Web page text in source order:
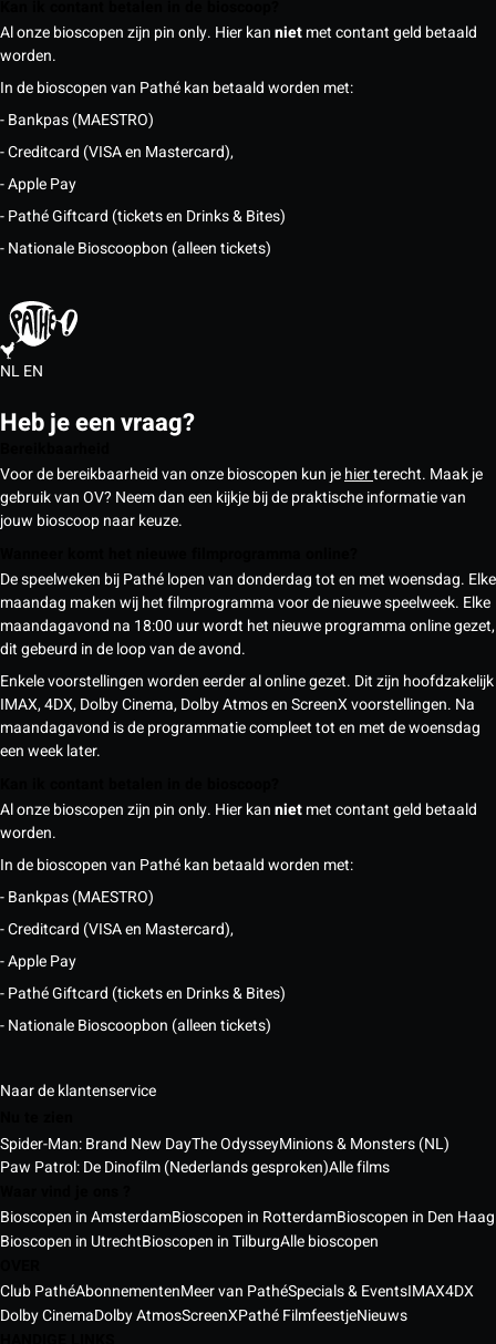
Al onze bioscopen zijn pin only. Hier kannietmet contant geld betaald
worden.
In de bioscopen van Pathé kan betaald worden met:
- Bankpas (MAESTRO)
- Creditcard (VISA en Mastercard),
- Apple Pay
- Pathé Giftcard (tickets en Drinks & Bites)
- Nationale Bioscoopbon (alleen tickets)
NLEN
Heb je een vraag?
Voor de bereikbaarheid van onze bioscopen kun jehierterecht. Maak je
gebruik van OV? Neem dan een kijkje bij de praktische informatie van
jouw bioscoop naar keuze.
De speelweken bij Pathé lopen van donderdag tot en met woensdag. Elke
maandag maken wij het filmprogramma voor de nieuwe speelweek. Elke
maandagavond na 18:00 uur wordt het nieuwe programma online gezet,
dit gebeurd in de loop van de avond.
Enkele voorstellingen worden eerder al online gezet. Dit zijn hoofdzakelijk
IMAX, 4DX, Dolby Cinema, Dolby Atmos en ScreenX voorstellingen. Na
maandagavond is de programmatie compleet tot en met de woensdag
een week later.
Al onze bioscopen zijn pin only. Hier kannietmet contant geld betaald
worden.
In de bioscopen van Pathé kan betaald worden met:
- Bankpas (MAESTRO)
- Creditcard (VISA en Mastercard),
- Apple Pay
- Pathé Giftcard (tickets en Drinks & Bites)
- Nationale Bioscoopbon (alleen tickets)
Naar de klantenservice
Spider-Man: Brand New DayThe OdysseyMinions & Monsters (NL)
Paw Patrol: De Dinofilm (Nederlands gesproken)Alle films
Bioscopen in AmsterdamBioscopen in RotterdamBioscopen in Den Haag
Bioscopen in UtrechtBioscopen in TilburgAlle bioscopen
Club PathéAbonnementenMeer van PathéSpecials & EventsIMAX4DX
Dolby CinemaDolby AtmosScreenXPathé FilmfeestjeNieuws